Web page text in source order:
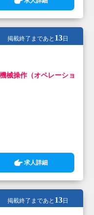
掲載終了まであと 13日
械操作（オペレーショ
求人詳細
掲載終了まであと 13日